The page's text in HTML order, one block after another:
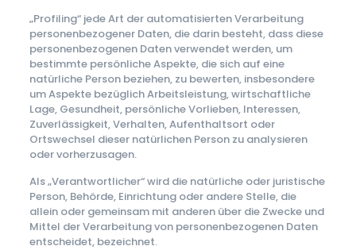
„Profiling“ jede Art der automatisierten Verarbeitung
personenbezogener Daten, die darin besteht, dass diese
personenbezogenen Daten verwendet werden, um
bestimmte persönliche Aspekte, die sich auf eine
natürliche Person beziehen, zu bewerten, insbesondere
um Aspekte bezüglich Arbeitsleistung, wirtschaftliche
Lage, Gesundheit, persönliche Vorlieben, Interessen,
Zuverlässigkeit, Verhalten, Aufenthaltsort oder
Ortswechsel dieser natürlichen Person zu analysieren
oder vorherzusagen.
Als „Verantwortlicher“ wird die natürliche oder juristische
Person, Behörde, Einrichtung oder andere Stelle, die
allein oder gemeinsam mit anderen über die Zwecke und
Mittel der Verarbeitung von personenbezogenen Daten
entscheidet, bezeichnet.